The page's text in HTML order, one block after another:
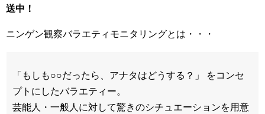
送中！
ニンゲン観察バラエティモニタリングとは・・・
「もしも○○だったら、アナタはどうする？」 をコンセ
プトにしたバラエティー。
芸能人・一般人に対して驚きのシチュエーションを用意